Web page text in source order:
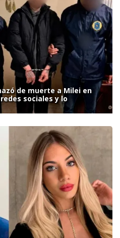
de muerte a Milei en
sociales y lo